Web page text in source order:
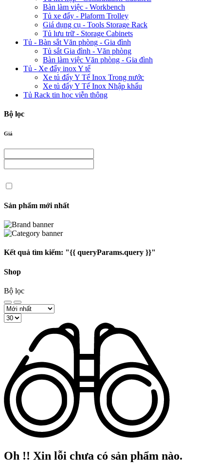
Bàn làm việc - Workbench
Tủ xe đẩy - Plaform Trolley
Giá dụng cụ - Tools Storage Rack
Tủ lưu trữ - Storage Cabinets
Tủ - Bàn sắt Văn phòng - Gia đình
Tủ sắt Gia đình - Văn phòng
Bàn làm việc Văn phòng - Gia đình
Tủ - Xe đẩy inox Y tế
Xe tủ đẩy Y Tế Inox Trong nước
Xe tủ đẩy Y Tế Inox Nhập khẩu
Tủ Rack tin học viễn thông
Bộ lọc
Giá
Sản phẩm mới nhất
Kết quả tìm kiếm: "{{ queryParams.query }}"
Shop
Bộ lọc
Oh !! Xin lỗi chưa có sản phẩm nào.